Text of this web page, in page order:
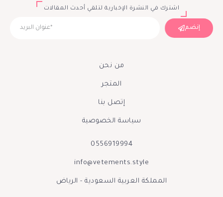
اشترك في النشرة الإخبارية لتلقي أحدث المقالات
إنضم
من نحن
المتجر
إتصل بنا
سياسة الخصوصية
0556919994
info@vetements.style
المملكة العربية السعودية - الرياض